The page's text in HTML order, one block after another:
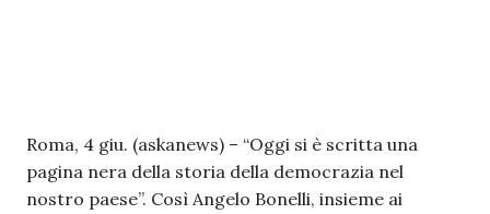
Roma, 4 giu. (askanews) – “Oggi si è scritta una
pagina nera della storia della democrazia nel
nostro paese”. Così Angelo Bonelli, insieme ai